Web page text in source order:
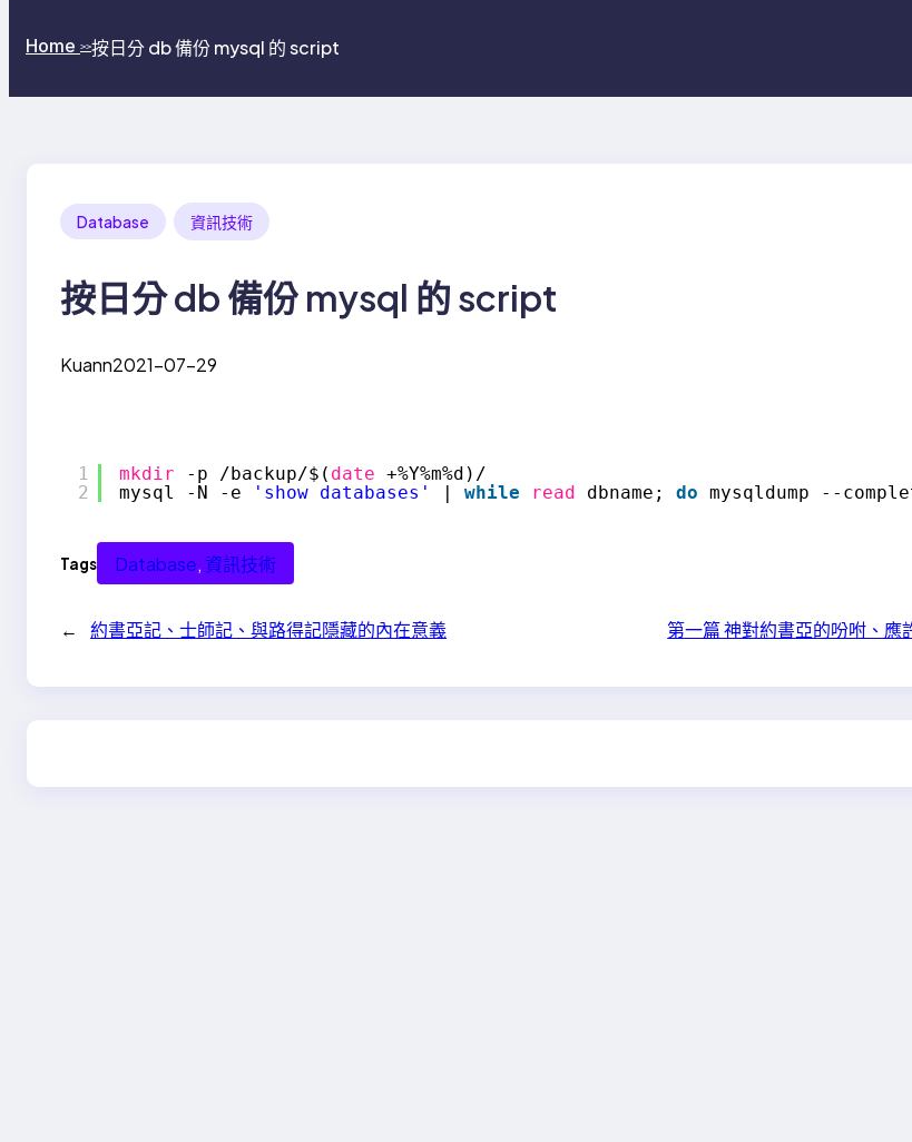
Home >>按日分 db 備份 mysql 的 script
Database 資訊技術
按日分 db 備份 mysql 的 script
Kuann2021-07-29
1
2
mkdir -p /backup/$( date +%Y%m%d)/
mysql -N -e
'show databases' while read dbname; do mysqldump --
Tags Database, 資訊技術
← 約書亞記、士師記、與路得記隱藏的內在意義 第一篇 神對約書亞的吩咐、應